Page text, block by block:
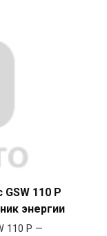
110 P
энергии
110 P —